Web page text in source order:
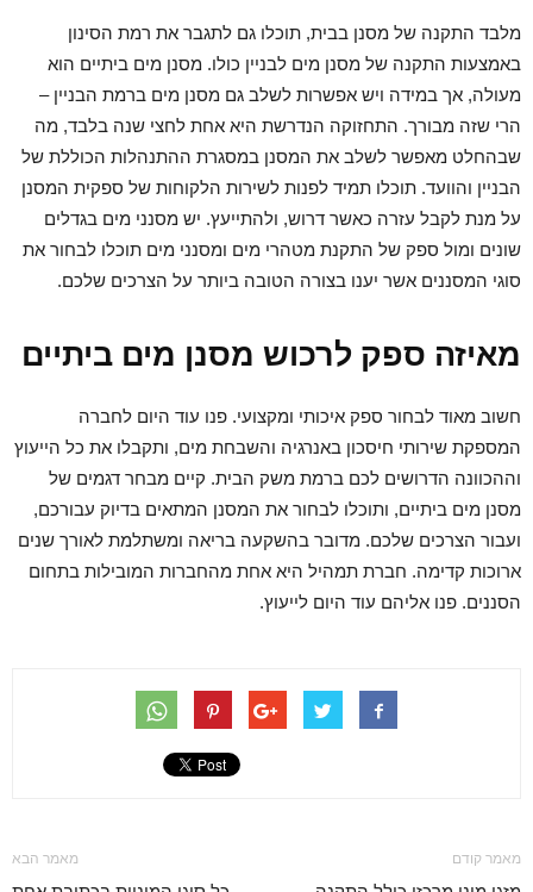
מלבד התקנה של מסנן בבית, תוכלו גם לתגבר את רמת הסינון
באמצעות התקנה של מסנן מים לבניין כולו. מסנן מים ביתיים הוא
מעולה, אך במידה ויש אפשרות לשלב גם מסנן מים ברמת הבניין –
הרי שזה מבורך. התחזוקה הנדרשת היא אחת לחצי שנה בלבד, מה
שבהחלט מאפשר לשלב את המסנן במסגרת ההתנהלות הכוללת של
הבניין והוועד. תוכלו תמיד לפנות לשירות הלקוחות של ספקית המסנן
על מנת לקבל עזרה כאשר דרוש, ולהתייעץ. יש מסנני מים בגדלים
שונים ומול ספק של התקנת מטהרי מים ומסנני מים תוכלו לבחור את
סוגי המסננים אשר יענו בצורה הטובה ביותר על הצרכים שלכם.
מאיזה ספק לרכוש מסנן מים ביתיים
חשוב מאוד לבחור ספק איכותי ומקצועי. פנו עוד היום לחברה
המספקת שירותי חיסכון באנרגיה והשבחת מים, ותקבלו את כל הייעוץ
וההכוונה הדרושים לכם ברמת משק הבית. קיים מבחר דגמים של
מסנן מים ביתיים, ותוכלו לבחור את המסנן המתאים בדיוק עבורכם,
ועבור הצרכים שלכם. מדובר בהשקעה בריאה ומשתלמת לאורך שנים
ארוכות קדימה. חברת תמהיל היא אחת מהחברות המובילות בתחום
הסננים. פנו אליהם עוד היום לייעוץ.
מאמר קודם מאמר הבא